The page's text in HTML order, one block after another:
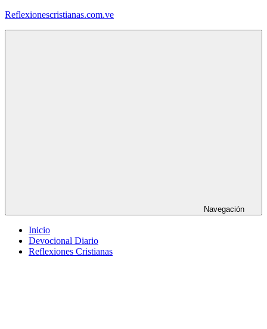
Saltar
Reflexionescristianas.com.ve
Navegación
Inicio
Devocional Diario
Reflexiones Cristianas